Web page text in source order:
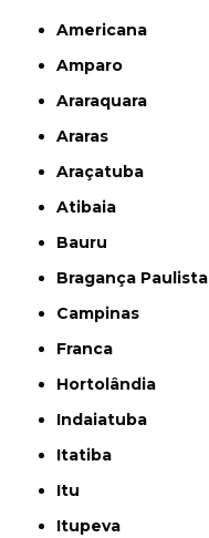
Americana
Amparo
Araraquara
Araras
Araçatuba
Atibaia
Bauru
Bragança Paulista
Campinas
Franca
Hortolândia
Indaiatuba
Itatiba
Itu
Itupeva